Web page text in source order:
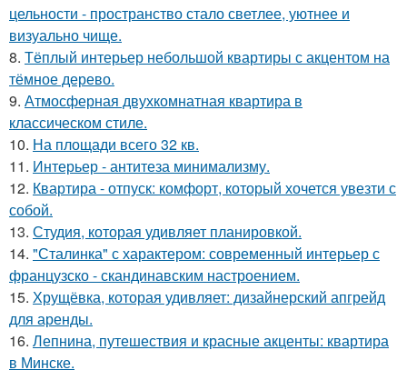
цельности - пространство стало светлее, уютнее и
визуально чище.
8. Тёплый интерьер небольшой квартиры с акцентом на
тёмное дерево.
9. Атмосферная двухкомнатная квартира в
классическом стиле.
10. На площади всего 32 кв.
11. Интерьер - антитеза минимализму.
12. Квартира - отпуск: комфорт, который хочется увезти с
собой.
13. Студия, которая удивляет планировкой.
14. "Сталинка" с характером: современный интерьер с
французско - скандинавским настроением.
15. Хрущёвка, которая удивляет: дизайнерский апгрейд
для аренды.
16. Лепнина, путешествия и красные акценты: квартира
в Минске.